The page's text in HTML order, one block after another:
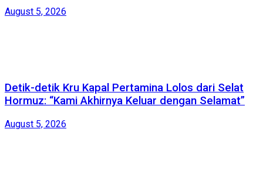
August 5, 2026
Detik-detik Kru Kapal Pertamina Lolos dari Selat
Hormuz: “Kami Akhirnya Keluar dengan Selamat”
August 5, 2026